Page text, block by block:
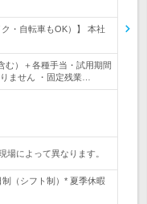
・自転車もOK）】 本社
む）＋各種手当・試用期間
ません ・固定残業…
によって異なります。
制（シフト制）* 夏季休暇